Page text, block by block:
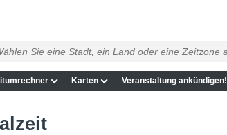
Karten Veranstaltung ankündigen!